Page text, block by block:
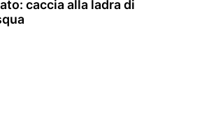
caccia alla ladra di